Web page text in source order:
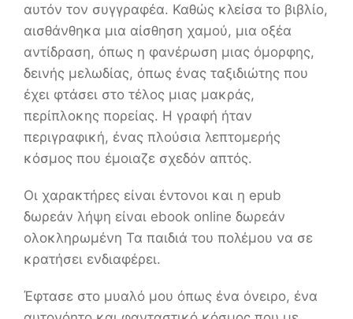
αυτόν τον συγγραφέα. Καθώς κλείσα το βιβλίο,
αισθάνθηκα μια αίσθηση χαμού, μια οξέα
αντίδραση, όπως η φανέρωση μιας όμορφης,
δεινής μελωδίας, όπως ένας ταξιδιώτης που
έχει φτάσει στο τέλος μιας μακράς,
περίπλοκης πορείας. Η γραφή ήταν
περιγραφική, ένας πλούσια λεπτομερής
κόσμος που έμοιαζε σχεδόν απτός.
Οι χαρακτήρες είναι έντονοι και η epub
δωρεάν λήψη είναι ebook online δωρεάν
ολοκληρωμένη Τα παιδιά του πολέμου να σε
κρατήσει ενδιαφέρει.
Έφτασε στο μυαλό μου όπως ένα όνειρο, ένα